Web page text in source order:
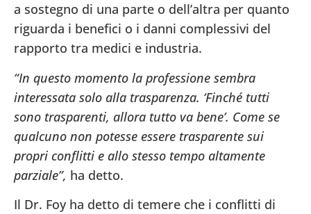
a sostegno di una parte o dell’altra per quanto
riguarda i benefici o i danni complessivi del
rapporto tra medici e industria.
“In questo momento la professione sembra
interessata solo alla trasparenza. ‘Finché tutti
sono trasparenti, allora tutto va bene’. Come se
qualcuno non potesse essere trasparente sui
propri conflitti e allo stesso tempo altamente
parziale”, ha detto.
Il Dr. Foy ha detto di temere che i conflitti di